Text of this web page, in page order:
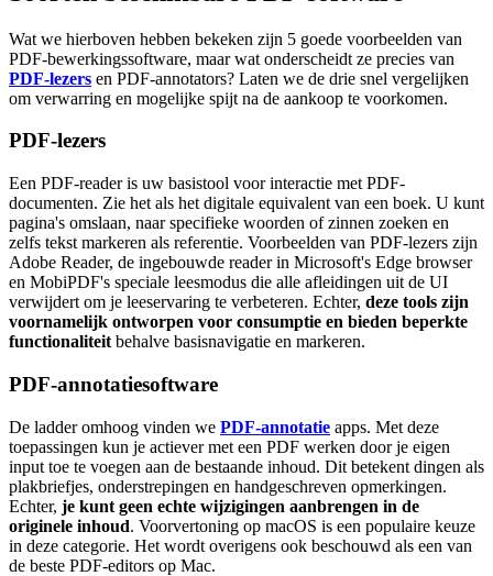
Wat we hierboven hebben bekeken zijn 5 goede voorbeelden van
PDF-bewerkingssoftware, maar wat onderscheidt ze precies van
PDF-lezers en PDF-annotators? Laten we de drie snel vergelijken
om verwarring en mogelijke spijt na de aankoop te voorkomen.
PDF-lezers
Een PDF-reader is uw basistool voor interactie met PDF-
documenten. Zie het als het digitale equivalent van een boek. U kunt
pagina's omslaan, naar specifieke woorden of zinnen zoeken en
zelfs tekst markeren als referentie. Voorbeelden van PDF-lezers zijn
Adobe Reader, de ingebouwde reader in Microsoft's Edge browser
en MobiPDF's speciale leesmodus die alle afleidingen uit de UI
verwijdert om je leeservaring te verbeteren. Echter, deze tools zijn
voornamelijk ontworpen voor consumptie en bieden beperkte
functionaliteit behalve basisnavigatie en markeren.
PDF-annotatiesoftware
De ladder omhoog vinden we PDF-annotatie apps. Met deze
toepassingen kun je actiever met een PDF werken door je eigen
input toe te voegen aan de bestaande inhoud. Dit betekent dingen als
plakbriefjes, onderstrepingen en handgeschreven opmerkingen.
Echter, je kunt geen echte wijzigingen aanbrengen in de
originele inhoud. Voorvertoning op macOS is een populaire keuze
in deze categorie. Het wordt overigens ook beschouwd als een van
de beste PDF-editors op Mac.